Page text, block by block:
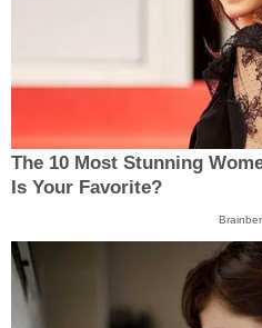
The 10 Most Stunning
Is Your Favorite?